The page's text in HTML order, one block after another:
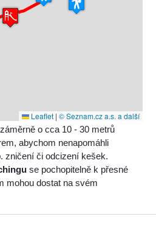
Leaflet | © Seznam.cz a.s. a další
o cca 10 - 30 metrů
abychom nenapomáhli
zničení či odcizení kešek.
se pochopitelně k přesné
mohou dostat na svém